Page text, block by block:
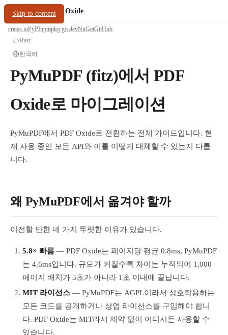
Skip to content
oxide.fyi/PDF Oxide
crates.ioPyPInpmpkg.go.devNuGetGitHub
Rust
한국어
PyMuPDF (fitz)에서 PDF
Oxide로 마이그레이션
PyMuPDF에서 PDF Oxide로 전환하는 전체 가이드입니다. 현
재 사용 중인 모든 API와 이를 어떻게 대체할 수 있는지 다룹
니다.
왜 PyMuPDF에서 옮겨야 할까
이전할 만한 네 가지 뚜렷한 이유가 있습니다.
5.8× 빠름 — PDF Oxide는 페이지당 평균 0.8ms, PyMuPDF
는 4.6ms입니다. 규모가 커질수록 차이는 누적되어 1,000
페이지 배치가 5초가 아니라 1초 이내에 끝납니다.
MIT 라이선스 — PyMuPDF는 AGPL이라서 상호작용하는
모든 코드를 공개하거나 상업 라이선스를 구입해야 합니
다. PDF Oxide는 MIT라서 제약 없이 어디서든 사용할 수
있습니다.